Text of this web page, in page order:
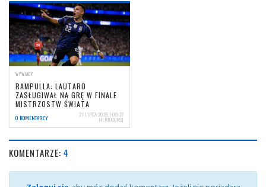
WYWIADY
RAMPULLA: LAUTARO
ZASŁUGIWAŁ NA GRĘ W FINALE
MISTRZOSTW ŚWIATA
0 KOMENTARZY 21 LIPCA 2026 | 09:27
NERIOCORSI
KOMENTARZE: 4